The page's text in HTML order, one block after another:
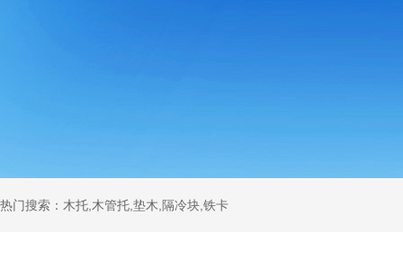
热门搜索：木托,木管托,垫木,隔冷块,铁卡